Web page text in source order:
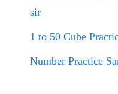
sir
1 to 50 Cube
Number Practice